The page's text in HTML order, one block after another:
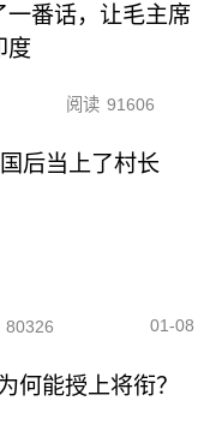
一番话，让毛主席
度
阅读 91606
后当上了村长
80326 01-08
何能授上将衔？